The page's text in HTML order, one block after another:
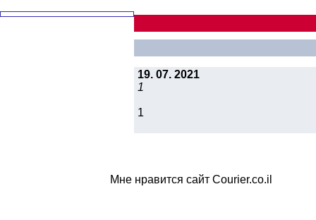
19. 07. 2021
1
1
Мне нравится сайт Courier.co.il